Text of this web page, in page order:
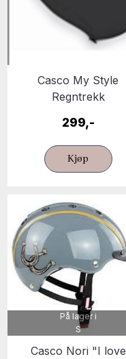
Casco My Style
Regntrekk
299,-
Kjøp
På lager i
S
Casco Nori "I love